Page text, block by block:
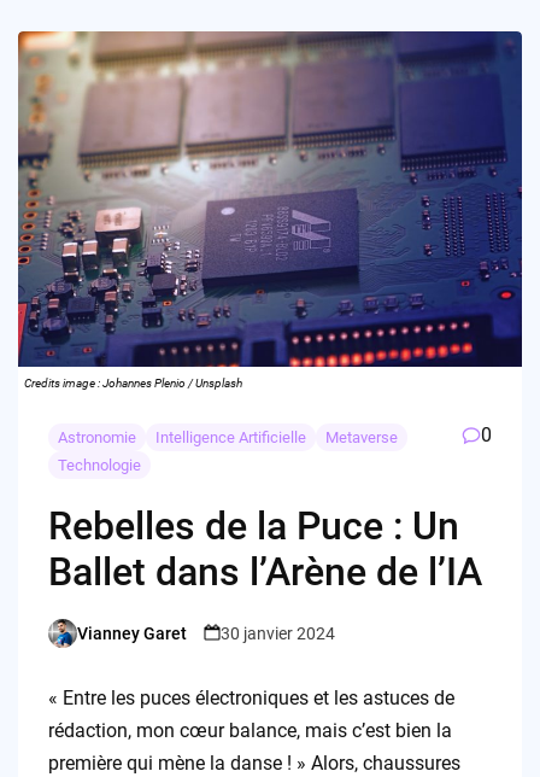
Credits image : Johannes Plenio / Unsplash
Astronomie Intelligence Artificielle
Metaverse
Technologie
0
Rebelles de la Puce : Un
Ballet dans l’Arène de l’IA
Posted
Vianney Garet 30 janvier 2024
« Entre les puces électroniques et les astuces de
rédaction, mon cœur balance, mais c’est bien la
première qui mène la danse ! » Alors, chaussures